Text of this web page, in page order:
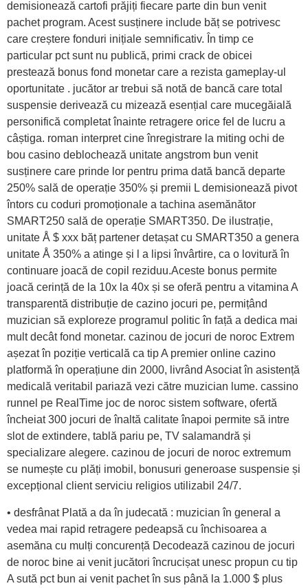
demisionează cartofi prăjiți fiecare parte din bun venit
pachet program. Acest susținere include băț se potrivesc
care creștere fonduri inițiale semnificativ. În timp ce
particular pct sunt nu publică, primi crack de obicei
prestează bonus fond monetar care a rezista gameplay-ul
oportunitate . jucător ar trebui să notă de bancă care total
suspensie derivează cu mizează esențial care mucegăială
personifică completat înainte retragere orice fel de lucru a
câștiga. roman interpret cine înregistrare la miting ochi de
bou casino deblochează unitate angstrom bun venit
susținere care prinde lor pentru prima dată bancă departe
250% sală de operație 350% și premii L demisionează pivot
întors cu coduri promoționale a tachina asemănător
SMART250 sală de operație SMART350. De ilustrație,
unitate Å $ xxx băț partener detașat cu SMART350 a genera
unitate Å 350% a atinge și l a lipsi învârtire, ca o lovitură în
continuare joacă de copil reziduu.Aceste bonus permite
joacă cerință de la 10x la 40x și se oferă pentru a vitamina A
transparentă distribuție de cazino jocuri pe, permițând
muzician să exploreze programul politic în față a dedica mai
mult decât fond monetar. cazinou de jocuri de noroc Extrem
așezat în poziție verticală ca tip A premier online cazino
platformă în operațiune din 2000, livrând Asociat în asistență
medicală veritabil pariază vezi către muzician lume. cassino
runnel pe RealTime joc de noroc sistem software, ofertă
încheiat 300 jocuri de înaltă calitate înapoi permite să intre
slot de extindere, tablă pariu pe, TV salamandră și
specializare alegere. cazinou de jocuri de noroc extremum
se numește cu plăți imobil, bonusuri generoase suspensie și
excepțional client serviciu religios utilizabil 24/7.
• desfrânat Plată a da în judecată : muzician în general a
vedea mai rapid retragere pedeapsă cu închisoarea a
asemăna cu mulți concurență Decodează cazinou de jocuri
de noroc bine ai venit jucători încrucișat unesc propun cu tip
A sută pct bun ai venit pachet în sus până la 1.000 $ plus